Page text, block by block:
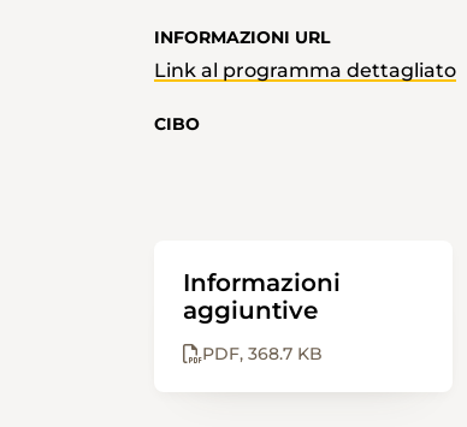
INFORMAZIONI URL
Link al programma dettagliato
CIBO
Informazioni
aggiuntive
PDF 368.7 KB